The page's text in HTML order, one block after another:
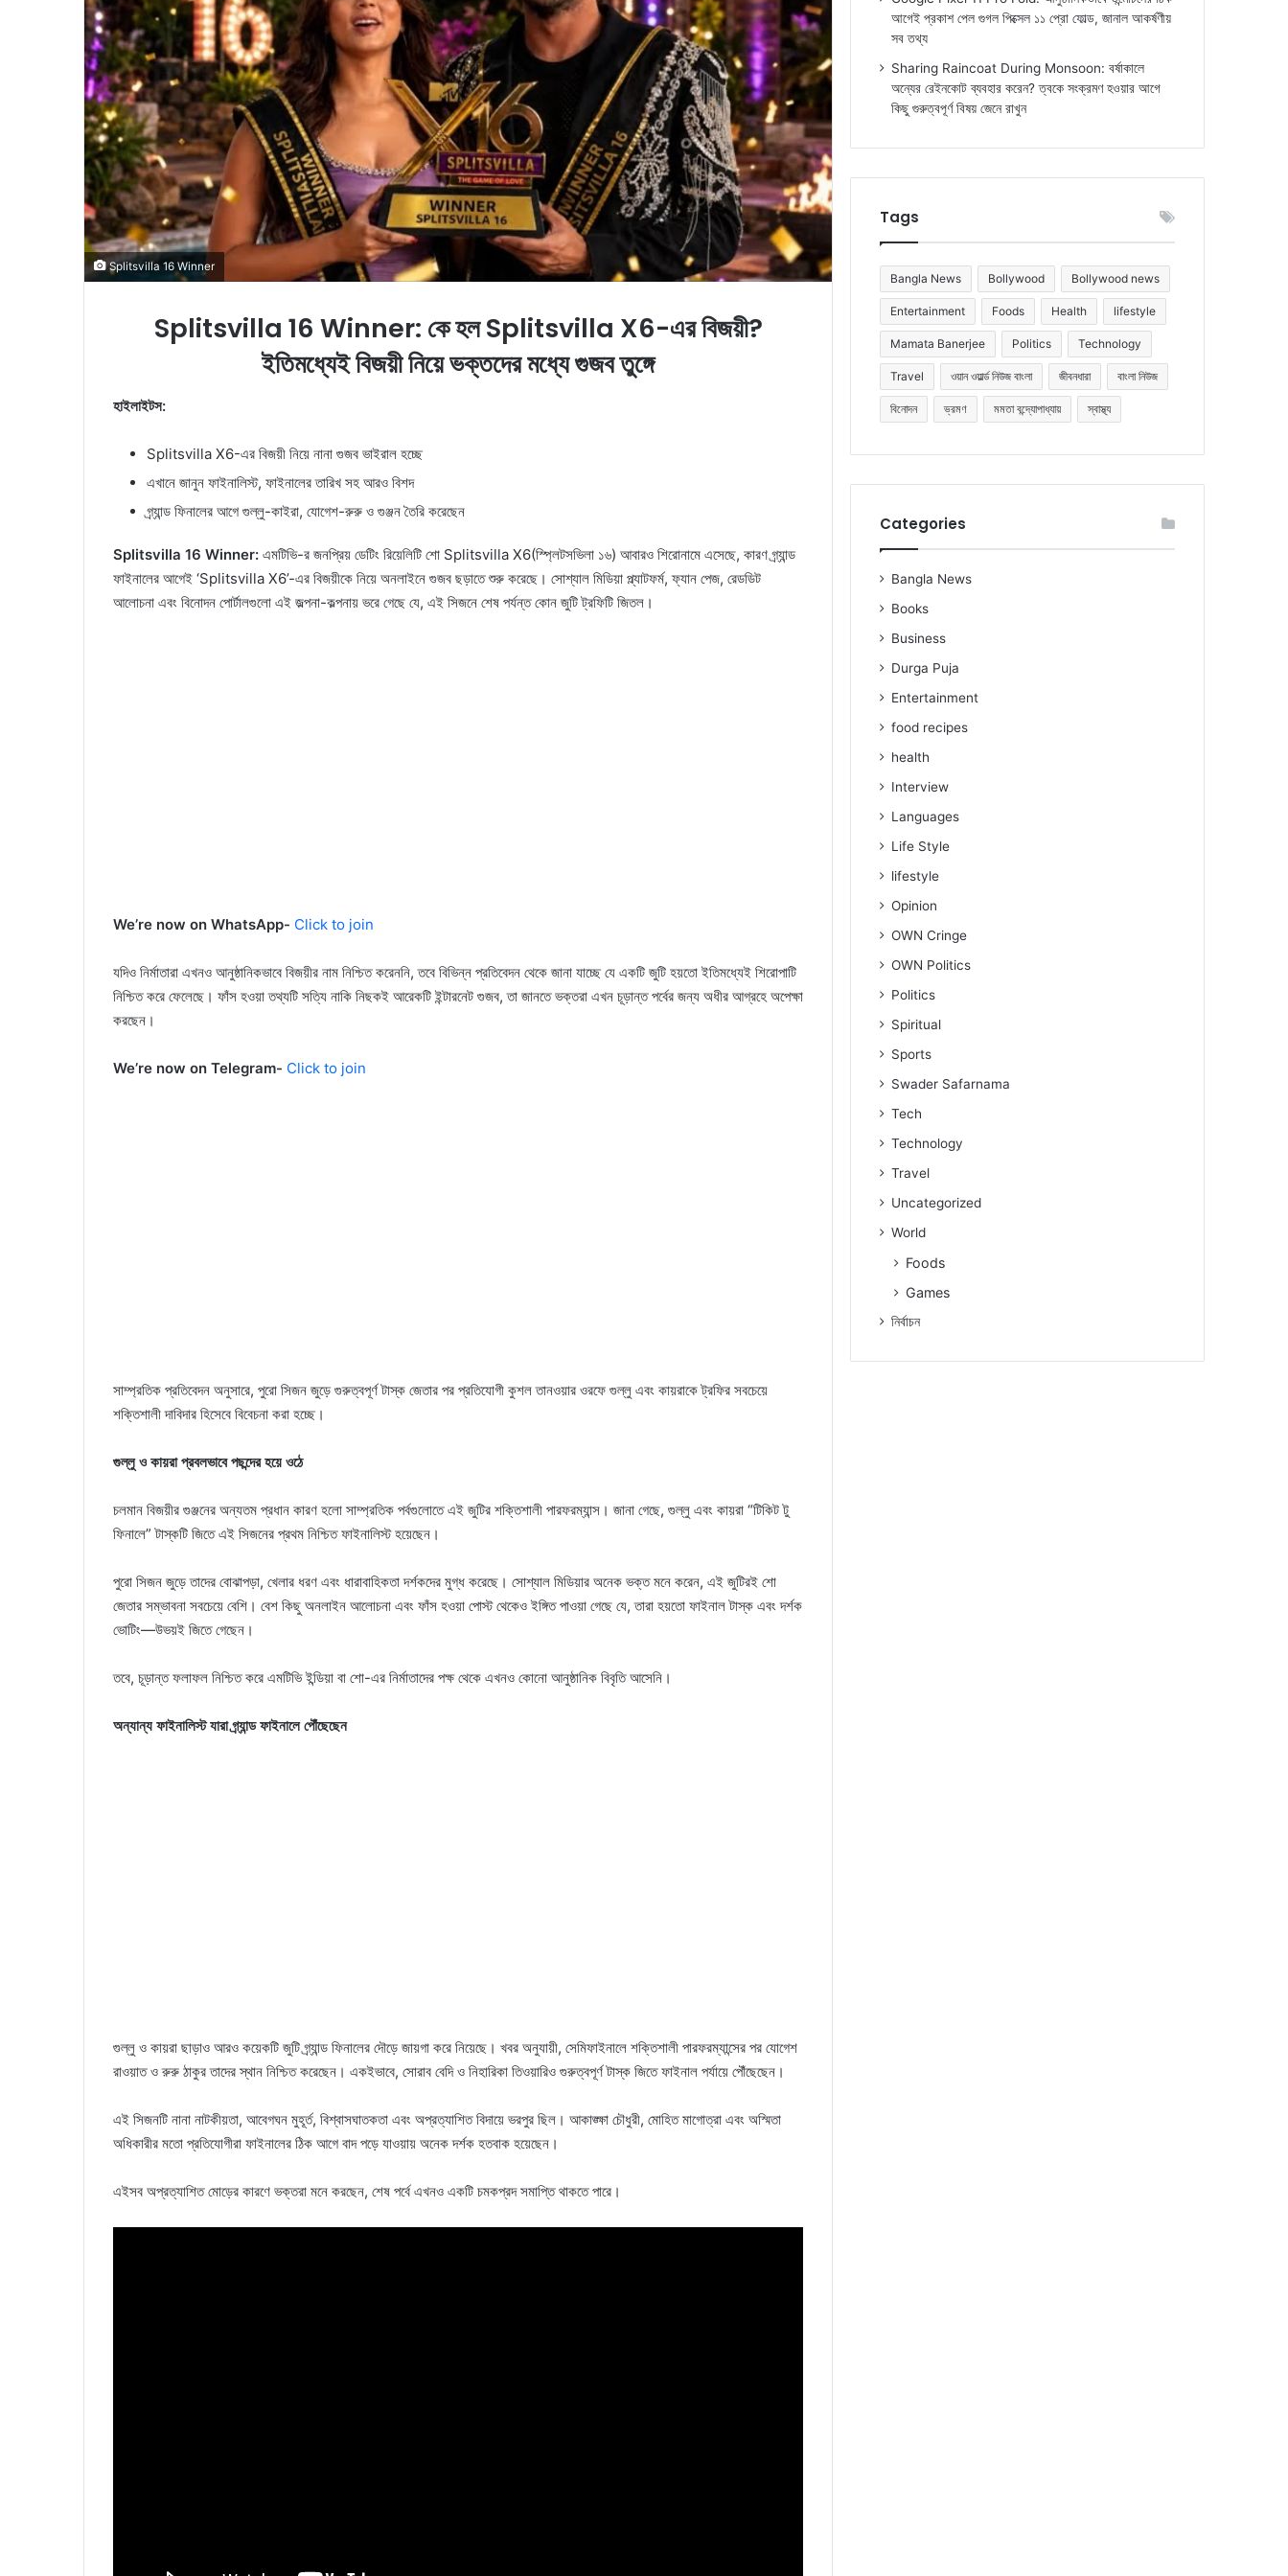
a
i
l
Splitsvilla 16 Winner
Splitsvilla 16 Winner: কে হল Splitsvilla X6-এর বিজয়ী?
ইতিমধ্যেই বিজয়ী নিয়ে ভক্তদের মধ্যে গুজব তুঙ্গে
হাইলাইটস:
Splitsvilla X6-এর বিজয়ী নিয়ে নানা গুজব ভাইরাল হচ্ছে
এখানে জানুন ফাইনালিস্ট, ফাইনালের তারিখ সহ আরও বিশদ
গ্র্যান্ড ফিনালের আগে গুল্লু-কাইরা, যোগেশ-রুরু ও গুঞ্জন তৈরি করেছেন
Splitsvilla 16 Winner: এমটিভি-র জনপ্রিয় ডেটিং রিয়েলিটি শো Splitsvilla X6(স্প্লিটসভিলা ১৬) আবারও শিরোনামে এসেছে, কারণ গ্র্যান্ড
ফাইনালের আগেই ‘Splitsvilla X6’-এর বিজয়ীকে নিয়ে অনলাইনে গুজব ছড়াতে শুরু করেছে। সোশ্যাল মিডিয়া প্ল্যাটফর্ম, ফ্যান পেজ, রেডডিট
আলোচনা এবং বিনোদন পোর্টালগুলো এই জল্পনা-কল্পনায় ভরে গেছে যে, এই সিজনে শেষ পর্যন্ত কোন জুটি ট্রফিটি জিতল।
We’re now on WhatsApp- Click to join
যদিও নির্মাতারা এখনও আনুষ্ঠানিকভাবে বিজয়ীর নাম নিশ্চিত করেননি, তবে বিভিন্ন প্রতিবেদন থেকে জানা যাচ্ছে যে একটি জুটি হয়তো ইতিমধ্যেই শিরোপাটি
নিশ্চিত করে ফেলেছে। ফাঁস হওয়া তথ্যটি সত্যি নাকি নিছকই আরেকটি ইন্টারনেট গুজব, তা জানতে ভক্তরা এখন চূড়ান্ত পর্বের জন্য অধীর আগ্রহে অপেক্ষা
করছেন।
We’re now on Telegram- Click to join
সাম্প্রতিক প্রতিবেদন অনুসারে, পুরো সিজন জুড়ে গুরুত্বপূর্ণ টাস্ক জেতার পর প্রতিযোগী কুশল তানওয়ার ওরফে গুল্লু এবং কায়রাকে ট্রফির সবচেয়ে
শক্তিশালী দাবিদার হিসেবে বিবেচনা করা হচ্ছে।
গুল্লু ও কায়রা প্রবলভাবে পছন্দের হয়ে ওঠে
চলমান বিজয়ীর গুঞ্জনের অন্যতম প্রধান কারণ হলো সাম্প্রতিক পর্বগুলোতে এই জুটির শক্তিশালী পারফরম্যান্স। জানা গেছে, গুল্লু এবং কায়রা “টিকিট টু
ফিনালে” টাস্কটি জিতে এই সিজনের প্রথম নিশ্চিত ফাইনালিস্ট হয়েছেন।
পুরো সিজন জুড়ে তাদের বোঝাপড়া, খেলার ধরণ এবং ধারাবাহিকতা দর্শকদের মুগ্ধ করেছে। সোশ্যাল মিডিয়ার অনেক ভক্ত মনে করেন, এই জুটিরই শো
জেতার সম্ভাবনা সবচেয়ে বেশি। বেশ কিছু অনলাইন আলোচনা এবং ফাঁস হওয়া পোস্ট থেকেও ইঙ্গিত পাওয়া গেছে যে, তারা হয়তো ফাইনাল টাস্ক এবং দর্শক
ভোটিং—উভয়ই জিতে গেছেন।
তবে, চূড়ান্ত ফলাফল নিশ্চিত করে এমটিভি ইন্ডিয়া বা শো-এর নির্মাতাদের পক্ষ থেকে এখনও কোনো আনুষ্ঠানিক বিবৃতি আসেনি।
অন্যান্য ফাইনালিস্ট যারা গ্র্যান্ড ফাইনালে পৌঁছেছেন
গুল্লু ও কায়রা ছাড়াও আরও কয়েকটি জুটি গ্র্যান্ড ফিনালের দৌড়ে জায়গা করে নিয়েছে। খবর অনুযায়ী, সেমিফাইনালে শক্তিশালী পারফরম্যান্সের পর যোগেশ
রাওয়াত ও রুরু ঠাকুর তাদের স্থান নিশ্চিত করেছেন। একইভাবে, সোরাব বেদি ও নিহারিকা তিওয়ারিও গুরুত্বপূর্ণ টাস্ক জিতে ফাইনাল পর্যায়ে পৌঁছেছেন।
এই সিজনটি নানা নাটকীয়তা, আবেগঘন মুহূর্ত, বিশ্বাসঘাতকতা এবং অপ্রত্যাশিত বিদায়ে ভরপুর ছিল। আকাঙ্ক্ষা চৌধুরী, মোহিত মাগোত্রা এবং অস্মিতা
অধিকারীর মতো প্রতিযোগীরা ফাইনালের ঠিক আগে বাদ পড়ে যাওয়ায় অনেক দর্শক হতবাক হয়েছেন।
এইসব অপ্রত্যাশিত মোড়ের কারণে ভক্তরা মনে করছেন, শেষ পর্বে এখনও একটি চমকপ্রদ সমাপ্তি থাকতে পারে।
আগেই প্রকাশ পেল গুগল পিক্সেল ১১ প্রো ফোল্ড, জানাল আকর্ষণীয়
সব তথ্য
Sharing Raincoat During Monsoon: বর্ষাকালে
অন্যের রেইনকোট ব্যবহার করেন? ত্বকে সংক্রমণ হওয়ার আগে
কিছু গুরুত্বপূর্ণ বিষয় জেনে রাখুন
Tags
Bangla News Bollywood Bollywood news
Entertainment Foods Health lifestyle
Mamata Banerjee Politics Technology
Travel ওয়ান ওয়ার্ল্ড নিউজ বাংলা জীবনধারা বাংলা নিউজ
বিনোদন ভ্রমণ মমতা বন্দ্যোপাধ্যায় স্বাস্থ্য
Categories
Bangla News
Books
Business
Durga Puja
Entertainment
food recipes
health
Interview
Languages
Life Style
lifestyle
Opinion
OWN Cringe
OWN Politics
Politics
Spiritual
Sports
Swader Safarnama
Tech
Technology
Travel
Uncategorized
World
Foods
Games
নিৰ্বাচন